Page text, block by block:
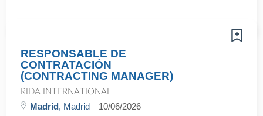
RESPONSABLE DE
CONTRATACIÓN
(CONTRACTING MANAGER)
RIDA INTERNATIONAL
Madrid, Madrid 10/06/2026